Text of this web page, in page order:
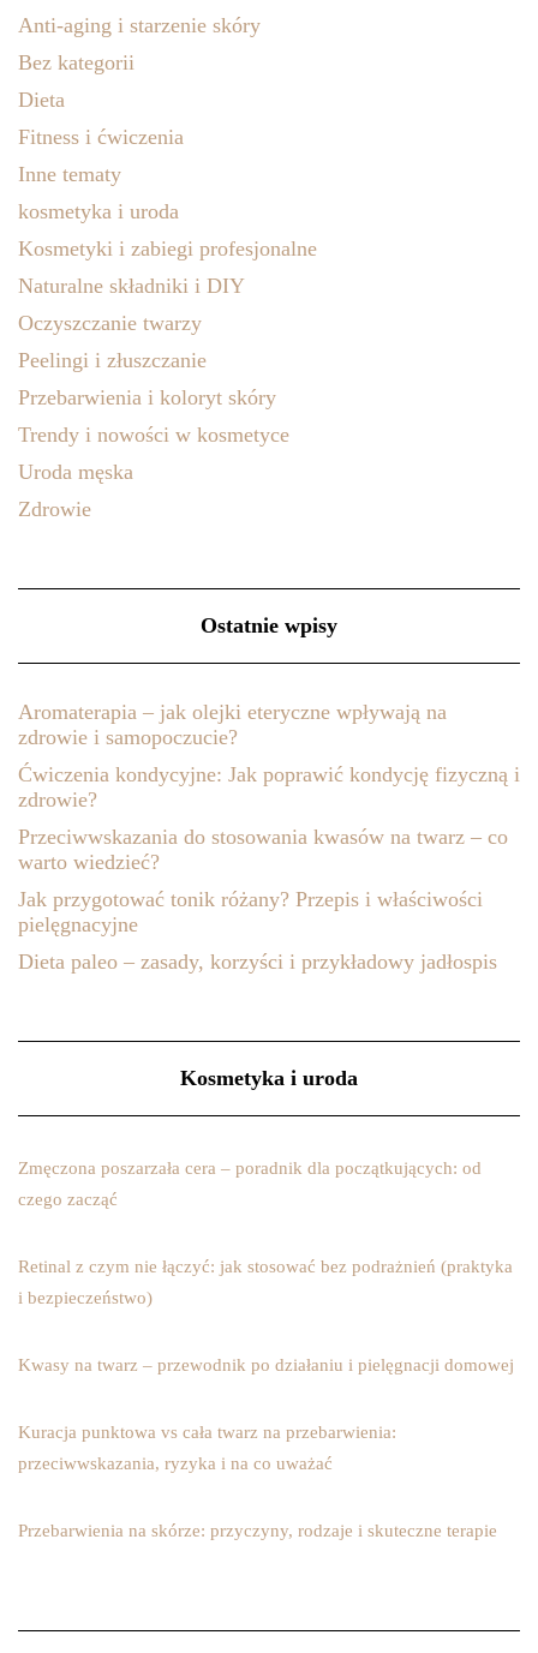
Anti-aging i starzenie skóry
Bez kategorii
Dieta
Fitness i ćwiczenia
Inne tematy
kosmetyka i uroda
Kosmetyki i zabiegi profesjonalne
Naturalne składniki i DIY
Oczyszczanie twarzy
Peelingi i złuszczanie
Przebarwienia i koloryt skóry
Trendy i nowości w kosmetyce
Uroda męska
Zdrowie
Ostatnie wpisy
Aromaterapia – jak olejki eteryczne wpływają na
zdrowie i samopoczucie?
Ćwiczenia kondycyjne: Jak poprawić kondycję fizyczną i
zdrowie?
Przeciwwskazania do stosowania kwasów na twarz – co
warto wiedzieć?
Jak przygotować tonik różany? Przepis i właściwości
pielęgnacyjne
Dieta paleo – zasady, korzyści i przykładowy jadłospis
Kosmetyka i uroda
Zmęczona poszarzała cera – poradnik dla początkujących: od
czego zacząć
Retinal z czym nie łączyć: jak stosować bez podrażnień (praktyka
i bezpieczeństwo)
Kwasy na twarz – przewodnik po działaniu i pielęgnacji domowej
Kuracja punktowa vs cała twarz na przebarwienia:
przeciwwskazania, ryzyka i na co uważać
Przebarwienia na skórze: przyczyny, rodzaje i skuteczne terapie